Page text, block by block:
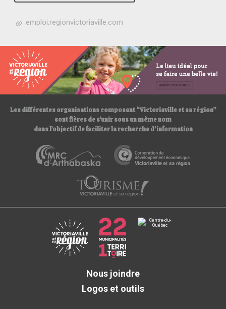
h
p
s
:
/
/
emploi.regionvictoriaville.com
Les différentes organisations composant “Victoriaville et sa région”
sont fières de s’unir sous un même nom
dans l’objectif de faciliter la recherche d’information
Nous joindre
Logos et outils